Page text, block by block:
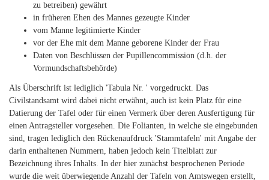
zu betreiben) gewährt
in früheren Ehen des Mannes gezeugte Kinder
vom Manne legitimierte Kinder
vor der Ehe mit dem Manne geborene Kinder der Frau
Daten von Beschlüssen der Pupillencommission (d.h. der
Vormundschaftsbehörde)
Als Überschrift ist lediglich 'Tabula Nr. ' vorgedruckt. Das
Civilstandsamt wird dabei nicht erwähnt, auch ist kein Platz für eine
Datierung der Tafel oder für einen Vermerk über deren Ausfertigung für
einen Antragsteller vorgesehen. Die Folianten, in welche sie eingebunden
sind, tragen lediglich den Rückenaufdruck 'Stammtafeln' mit Angabe der
darin enthaltenen Nummern, haben jedoch kein Titelblatt zur
Bezeichnung ihres Inhalts. In der hier zunächst besprochenen Periode
wurde die weit überwiegende Anzahl der Tafeln von Amtswegen erstellt,